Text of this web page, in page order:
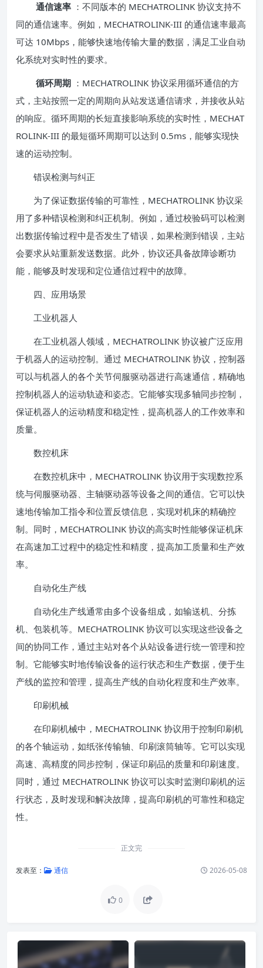
通信速率 ：不同版本的 MECHATROLINK 协议支持不
同的通信速率。例如，MECHATROLINK-III 的通信速率最高
可达 10Mbps，能够快速地传输大量的数据，满足工业自动
化系统对实时性的要求。
循环周期 ：MECHATROLINK 协议采用循环通信的方
式，主站按照一定的周期向从站发送通信请求，并接收从站
的响应。循环周期的长短直接影响系统的实时性，MECHAT
ROLINK-III 的最短循环周期可以达到 0.5ms，能够实现快
速的运动控制。
错误检测与纠正
为了保证数据传输的可靠性，MECHATROLINK 协议采
用了多种错误检测和纠正机制。例如，通过校验码可以检测
出数据传输过程中是否发生了错误，如果检测到错误，主站
会要求从站重新发送数据。此外，协议还具备故障诊断功
能，能够及时发现和定位通信过程中的故障。
四、应用场景
工业机器人
在工业机器人领域，MECHATROLINK 协议被广泛应用
于机器人的运动控制。通过 MECHATROLINK 协议，控制器
可以与机器人的各个关节伺服驱动器进行高速通信，精确地
控制机器人的运动轨迹和姿态。它能够实现多轴同步控制，
保证机器人的运动精度和稳定性，提高机器人的工作效率和
质量。
数控机床
在数控机床中，MECHATROLINK 协议用于实现数控系
统与伺服驱动器、主轴驱动器等设备之间的通信。它可以快
速地传输加工指令和位置反馈信息，实现对机床的精确控
制。同时，MECHATROLINK 协议的高实时性能够保证机床
在高速加工过程中的稳定性和精度，提高加工质量和生产效
率。
自动化生产线
自动化生产线通常由多个设备组成，如输送机、分拣
机、包装机等。MECHATROLINK 协议可以实现这些设备之
间的协同工作，通过主站对各个从站设备进行统一管理和控
制。它能够实时地传输设备的运行状态和生产数据，便于生
产线的监控和管理，提高生产线的自动化程度和生产效率。
印刷机械
在印刷机械中，MECHATROLINK 协议用于控制印刷机
的各个轴运动，如纸张传输轴、印刷滚筒轴等。它可以实现
高速、高精度的同步控制，保证印刷品的质量和印刷速度。
同时，通过 MECHATROLINK 协议可以实时监测印刷机的运
行状态，及时发现和解决故障，提高印刷机的可靠性和稳定
性。
正文完
发表至： 通信 2026-05-08
0